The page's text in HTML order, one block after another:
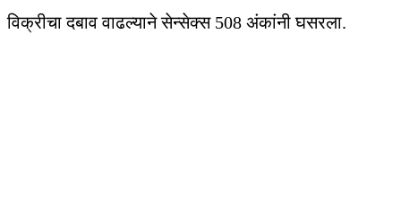
विक्रीचा दबाव वाढल्याने सेन्सेक्स 508 अंकांनी घसरला.